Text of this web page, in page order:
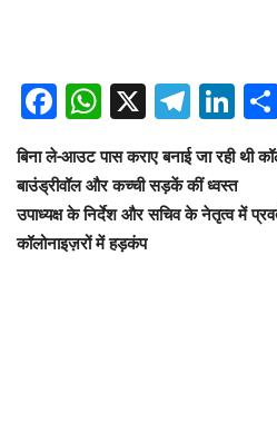
Facebook
WhatsApp
X
​बिना ले-आउट पास कराए बनाई जा रही थी
बाउंड्रीवॉल और कच्ची सड़कें कीं ध्वस्त
​उपाध्यक्ष के निर्देश और सचिव के नेतृत्व में
कॉलोनाइज़रों में हड़कंप